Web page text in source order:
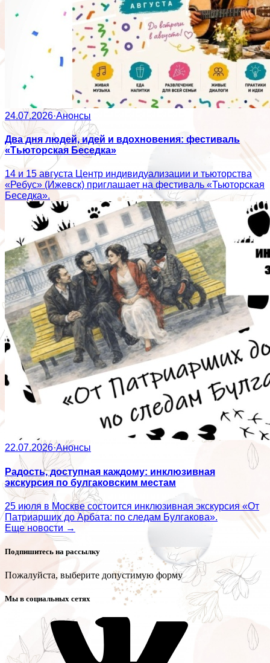
24.07.2026·Анонсы
Два дня людей, идей и вдохновения: фестиваль
«Тьюторская Беседка»
14 и 15 августа Центр индивидуализации и тьюторства
«Ребус» (Ижевск) приглашает на фестиваль «Тьюторская
Беседка».
22.07.2026·Анонсы
Радость, доступная каждому: инклюзивная
экскурсия по булгаковским местам
25 июля в Москве состоится инклюзивная экскурсия «От
Патриарших до Арбата: по следам Булгакова».
Еще новости →
Подпишитесь на рассылку
Пожалуйста, выберите допустимую форму
Мы в социальных сетях